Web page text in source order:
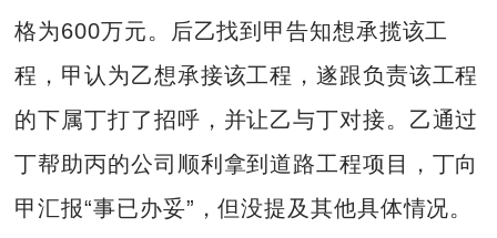
格为600万元。后乙找到甲告知想承揽该工
程，甲认为乙想承接该工程，遂跟负责该工程
的下属丁打了招呼，并让乙与丁对接。乙通过
丁帮助丙的公司顺利拿到道路工程项目，丁向
甲汇报“事已办妥”，但没提及其他具体情况。